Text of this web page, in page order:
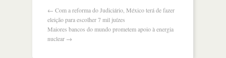
← Com a reforma do Judiciário, México terá de fazer
eleição para escolher 7 mil juízes
Maiores bancos do mundo prometem apoio à energia
nuclear →